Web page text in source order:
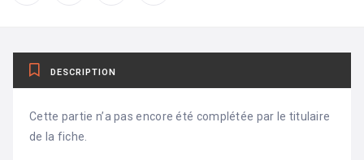
DESCRIPTION
Cette partie n’a pas encore été complétée par le titulaire
de la fiche.